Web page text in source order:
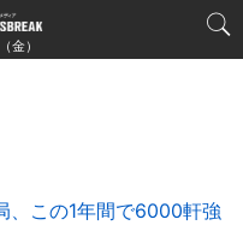
金）
この1年間で6000軒強